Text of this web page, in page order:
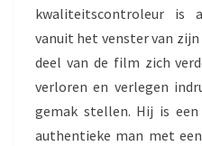
kwaliteitscontroleur is
vanuit het venster van
deel van de film zich
verloren en verlegen
gemak stellen. Hij is
authentieke man met